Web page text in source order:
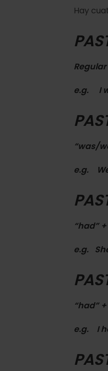
Hay
e.g. I
“was/
e.g.
“had”
e.g.
“had”
e.g. I